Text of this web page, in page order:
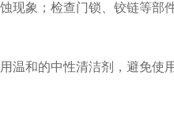
现象；检查门锁、铰链等部
和的中性清洁剂，避免使